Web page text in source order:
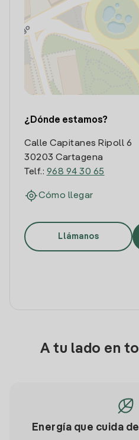
¿Dónde estamos?
Calle Capitanes Ripoll 6
30203 Cartagena
Telf.: 968 94 30 65
Cómo llegar
Llámanos
A tu lado en
Energía que cuida